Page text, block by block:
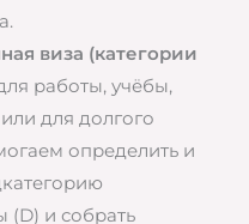
виза (категории
работы, учёбы,
для долгого
определить и
и собрать